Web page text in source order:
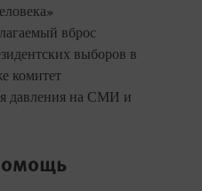
вброс
выборов в
комитет
давления на СМИ и